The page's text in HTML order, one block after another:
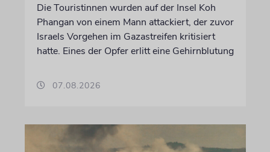
Die Touristinnen wurden auf der Insel Koh
Phangan von einem Mann attackiert, der zuvor
Israels Vorgehen im Gazastreifen kritisiert
hatte. Eines der Opfer erlitt eine Gehirnblutung
07.08.2026